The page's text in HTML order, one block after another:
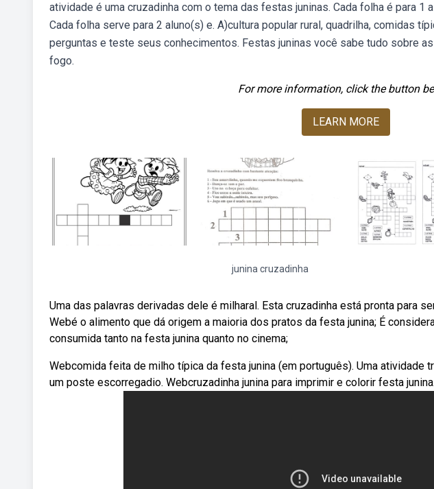
atividade é uma cruzadinha com o tema das festas juninas. Cada folha é para 1
Cada folha serve para 2 aluno(s) e. A)cultura popular rural, quadrilha, comidas
perguntas e teste seus conhecimentos. Festas juninas você sabe tudo sobre
fogo.
For more information, click the button
LEARN MORE
junina cruzadinha
Uma das palavras derivadas dele é milharal. Esta cruzadinha está pronta para
Webé o alimento que dá origem a maioria dos pratos da festa junina; É
consumida tanto na festa junina quanto no cinema;
Webcomida feita de milho típica da festa junina (em português). Uma atividade
um poste escorregadio. Webcruzadinha junina para imprimir e colorir festa junina.